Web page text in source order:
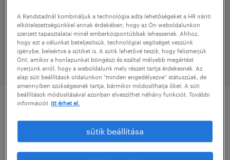
e-mail elérhetőség
info@randstad.hu
pozíció részletei
Pozíció leírása / Job description
A Randstadnál kombináljuk a technológia adta lehetőségeket a HR iránti
elkötelezettségünkkel annak érdekében, hogy az Ön weboldalunkon
szerzett tapasztalatai minél emberközpontúbbak lehessenek. Ahhoz,
hogy ezt a célunkat beteljesítsük, technológiai segítséget veszünk
igénybe, beleértve a sütiket is. A sütik lehetővé teszik, hogy felismerjük
Önt, amikor a honlapunkat böngészi és ezáltal mélyebb megértést
nyerjünk arról, hogy a weboldalunk mely részeit tartja érdekesnek. Az
alap süti beállítások oldalunkon “minden engedélyezve” státuszúak, de
amennyiben szükségesnek tartja, bármikor módosíthatja őket. A süti
beállítások módosításával azonban elveszíthet néhány funkciót. További
információt itt érhet el.
sütik beállítása